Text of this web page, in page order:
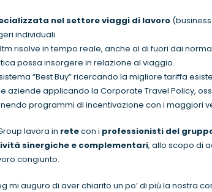
nel settore viaggi di lavoro
individuali.
risolve in tempo reale, anche al di fuori dai
possa insorgere in relazione al viaggio.
“Best Buy” ricercando la migliore tariffa
aziende applicando la Corporate Travel Policy,
programmi di incentivazione con i maggiori
lavora in retecon i professionisti del
sinergiche e complementari, allo scopo di
congiunto.
mi auguro di aver chiarito un po’ di più la nostra